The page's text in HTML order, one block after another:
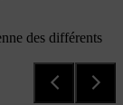
des différents